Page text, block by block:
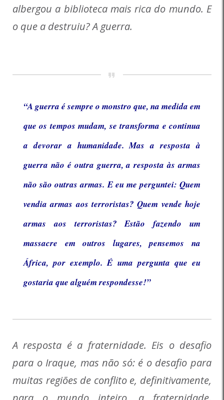
albergou a biblioteca mais rica do mundo. E
o que a destruiu? A guerra.
“A guerra é sempre o monstro que, na medida em
que os tempos mudam, se transforma e continua
a devorar a humanidade. Mas a resposta à
guerra não é outra guerra, a resposta às armas
não são outras armas. E eu me perguntei: Quem
vendia armas aos terroristas? Quem vende hoje
armas aos terroristas? Estão fazendo um
massacre em outros lugares, pensemos na
África, por exemplo. É uma pergunta que eu
gostaria que alguém respondesse!”
A resposta é a fraternidade. Eis o desafio
para o Iraque, mas não só: é o desafio para
muitas regiões de conflito e, definitivamente,